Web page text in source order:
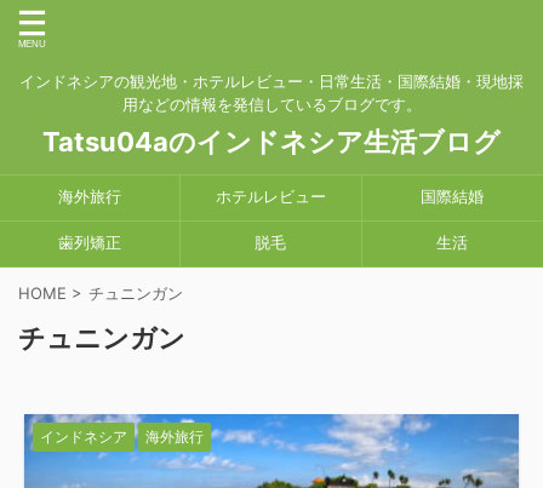
インドネシアの観光地・ホテルレビュー・日常生活・国際結婚・現地採
用などの情報を発信しているブログです。
Tatsu04aのインドネシア生活ブログ
海外旅行 ホテルレビュー 国際結婚
歯列矯正 脱毛 生活
HOME > チュニンガン
チュニンガン
インドネシア 海外旅行